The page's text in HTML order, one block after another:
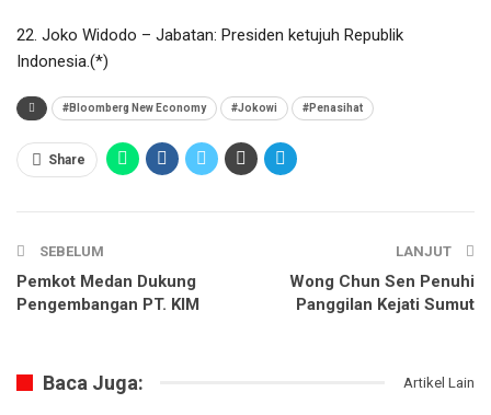
22. Joko Widodo – Jabatan: Presiden ketujuh Republik
Indonesia.(*)
#Bloomberg New Economy #Jokowi #Penasihat
Share
SEBELUM
Pemkot Medan Dukung
Pengembangan PT. KIM
LANJUT
Wong Chun Sen Penuhi
Panggilan Kejati Sumut
Baca Juga: Artikel Lain